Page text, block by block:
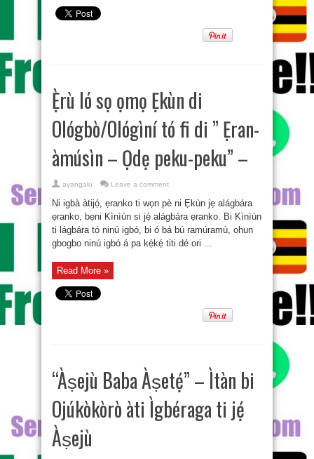
Ẹ̀rù ló sọ ọmọ Ẹkùn di
Ológbò/Ológìní tó fi di ” Ẹran-
àmúsìn – Ọdẹ peku-peku” –
ayangalu Leave a comment
Ni igbà àtijọ́, ẹranko ti wọn pè ni Ẹkùn jẹ alágbára
ẹranko, bẹni Kìnìún si jẹ́ alágbára ẹranko. Bi Kìnìún
ti lágbára tó ninú igbó, bi ó bá bú ramúramù, ohun
gbogbo ninú igbó á pa kẹ́kẹ́ titi dé ori ...
Read More »
“Àṣejù Baba Àṣetẹ́” – Ìtàn bi
Ojúkòkòrò àti Ìgbéraga ti jẹ́
Àṣejù